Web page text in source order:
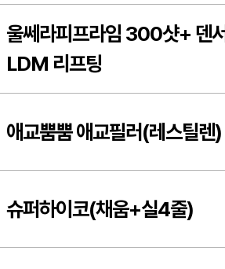
울쎄라피프라임 300샷+ 덴
LDM 리프팅
애교뿜뿜 애교필러(레스틸렌)
슈퍼하이코(채움+실4줄)